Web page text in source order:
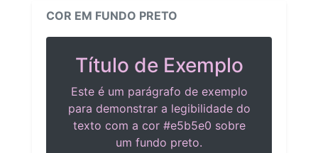
COR EM FUNDO PRETO
Título de Exemplo
Este é um parágrafo de exemplo
para demonstrar a legibilidade do
texto com a cor #e5b5e0 sobre
um fundo preto.